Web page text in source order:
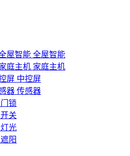
全屋智能
家庭主机
中控屏
传感器
门锁
开关
灯光
遮阳